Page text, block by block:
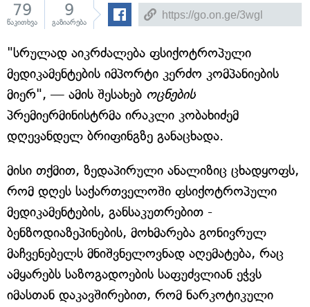
79
წაკითხვა
9
გაზიარება
"სრულად აიკრძალება ფსიქოტროპული
მედიკამენტების იმპორტი კერძო კომპანიების
მიერ", — ამის შესახებ ოცნების
პრემიერმინისტრმა ირაკლი კობახიძემ
დღევანდელ ბრიფინგზე განაცხადა.
მისი თქმით, ზედაპირული ანალიზიც ცხადყოფს,
რომ დღეს საქართველოში ფსიქოტროპული
მედიკამენტების, განსაკუთრებით -
ბენზოდიაზეპინების, მოხმარება გონივრულ
მაჩვენებელს მნიშვნელოვნად აღემატება, რაც
ამყარებს საზოგადოების საფუძვლიან ეჭვს
იმასთან დაკავშირებით, რომ ნარკოტიკული